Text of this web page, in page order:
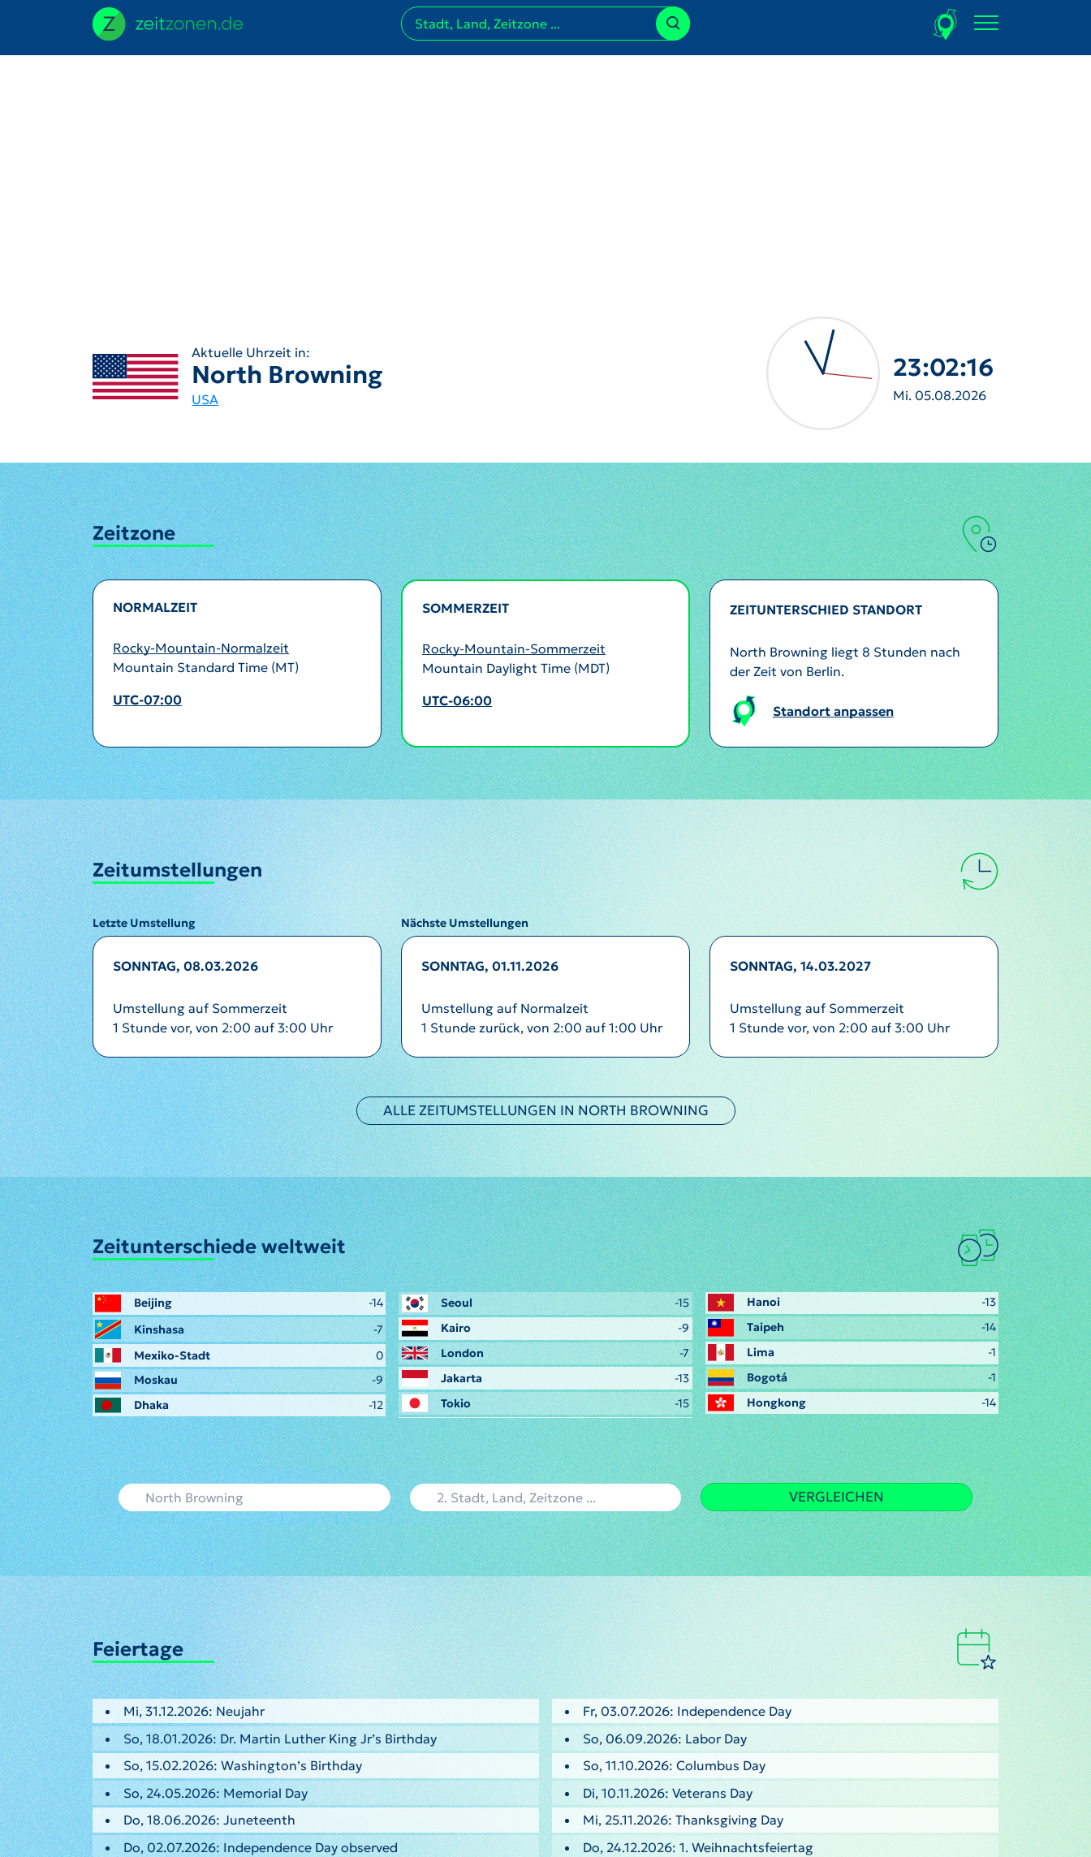
Aktuelle Uhrzeit in:
North Browning
USA
23:02:19
Mi. 05.08.2026
Zeitzone
NORMALZEIT
Rocky-Mountain-Normalzeit
Mountain Standard Time (MT)
UTC-07:00
SOMMERZEIT
Rocky-Mountain-Sommerzeit
Mountain Daylight Time (MDT)
UTC-06:00
ZEITUNTERSCHIED STANDORT
North Browning liegt 8 Stunden nach
der Zeit von Berlin.
Standort anpassen
Zeitumstellungen
Letzte Umstellung Nächste Umstellungen
SONNTAG, 08.03.2026
Umstellung auf Sommerzeit
1 Stunde vor, von 2:00 auf 3:00 Uhr
SONNTAG, 01.11.2026
Umstellung auf Normalzeit
1 Stunde zurück, von 2:00 auf 1:00 Uhr
SONNTAG, 14.03.2027
Umstellung auf Sommerzeit
1 Stunde vor, von 2:00 auf 3:00 Uhr
ALLE ZEITUMSTELLUNGEN IN NORTH BROWNING
Zeitunterschiede weltweit
Beijing
-14
Kinshasa
-7
Mexiko-Stadt
0
Moskau
-9
Dhaka
-12
Seoul
-15
Kairo
-9
London
-7
Jakarta
-13
Tokio
-15
Hanoi
-13
Taipeh
-14
Lima
-1
Bogotá
-1
Hongkong
-14
VERGLEICHEN
Feiertage
Mi, 31.12.2026: Neujahr
So, 18.01.2026: Dr. Martin Luther King Jr’s Birthday
So, 15.02.2026: Washington’s Birthday
So, 24.05.2026: Memorial Day
Do, 18.06.2026: Juneteenth
Do, 02.07.2026: Independence Day observed
Fr, 03.07.2026: Independence Day
So, 06.09.2026: Labor Day
So, 11.10.2026: Columbus Day
Di, 10.11.2026: Veterans Day
Mi, 25.11.2026: Thanksgiving Day
Do, 24.12.2026: 1. Weihnachtsfeiertag